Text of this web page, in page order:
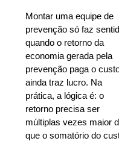
Montar uma equipe de
prevenção só faz
quando o retorno da
economia gerada pela
prevenção paga o
ainda traz lucro. Na
prática, a lógica é: o
retorno precisa ser
múltiplas vezes maior
que o somatório do